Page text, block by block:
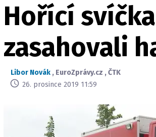
Hořící
zasahovali
Libor Novák , EuroZprávy.cz ,ČTK
26. prosince 2019 11:59